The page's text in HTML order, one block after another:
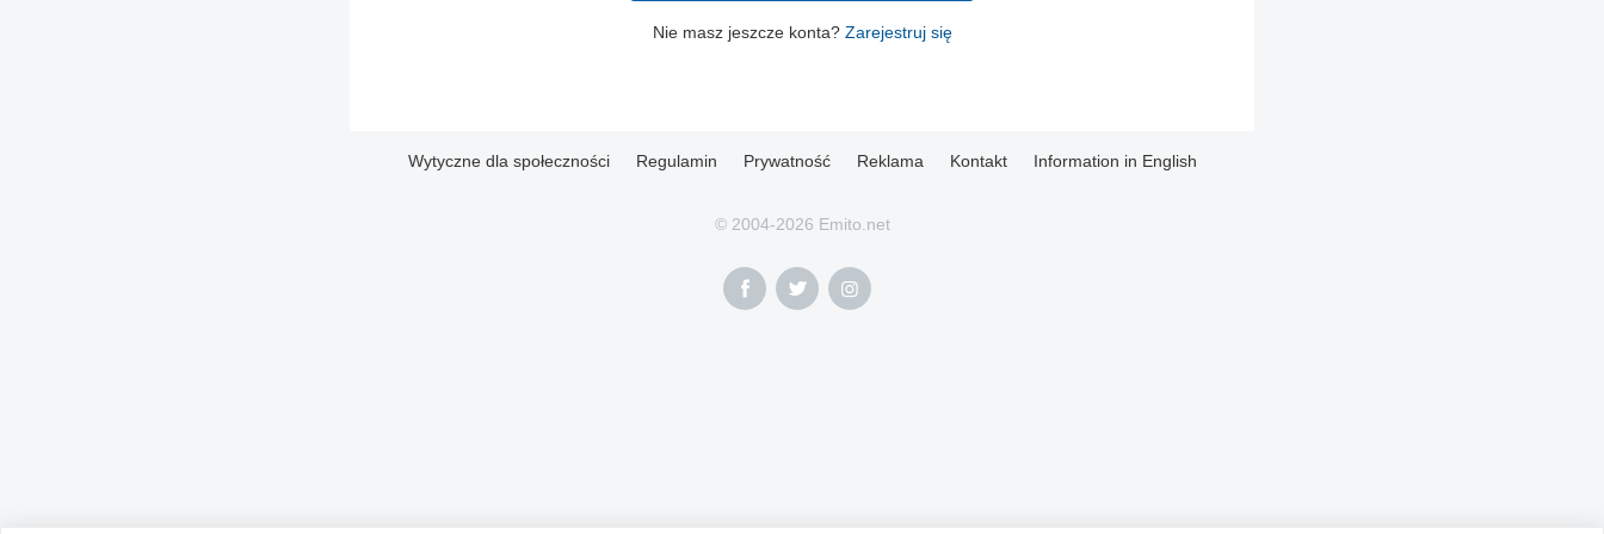
Nie masz jeszcze konta? Zarejestruj się
Wytyczne dla społeczności Regulamin Prywatność Reklama Kontakt Information in English
© 2004-2026 Emito.net